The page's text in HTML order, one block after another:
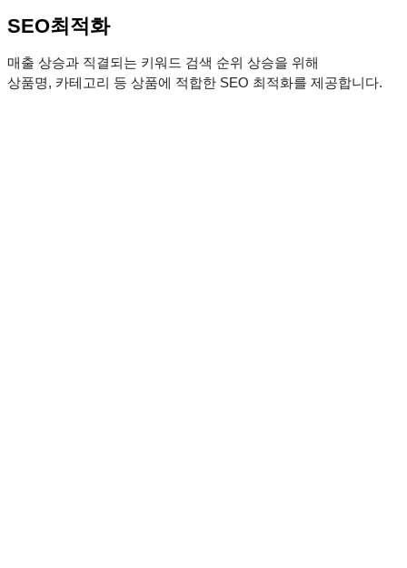
SEO최적화
매출 상승과 직결되는 키워드 검색 순위 상승을 위해
상품명, 카테고리 등 상품에 적합한 SEO 최적화를 제공합니다.